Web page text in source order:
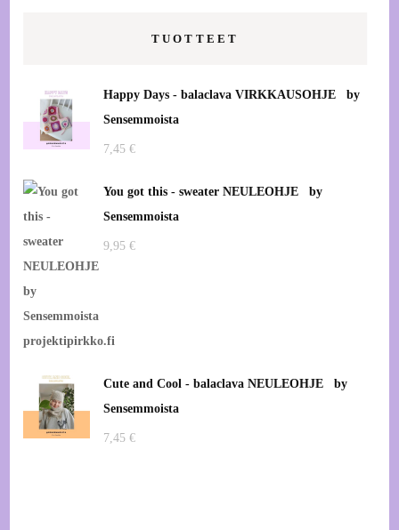
TUOTTEET
Happy Days - balaclava VIRKKAUSOHJE by
Sensemmoista
7,45€
You got this - sweater NEULEOHJE by
Sensemmoista
9,95€
Cute and Cool - balaclava NEULEOHJE by
Sensemmoista
7,45€